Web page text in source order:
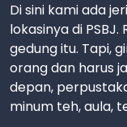
Di sini kami ada
lokasinya di
gedung itu. Tapi,
orang dan harus
depan,
minum teh, aula,